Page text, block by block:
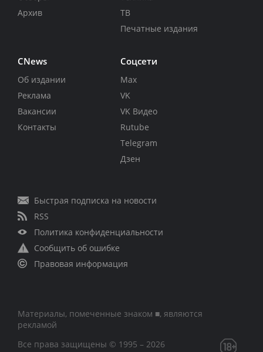
Архив
ТВ
Печатные издания
CNews
Об издании
Реклама
Вакансии
Контакты
Соцсети
Max
VK
VK Видео
Rutube
Telegram
Дзен
Быстрая подписка на новости
RSS
Политика конфиденциальности
Сообщить об ошибке
Правовая информация
Материалы, помеченные знаком ■, являются
рекламой
Все права защищены © 1995 – 2026